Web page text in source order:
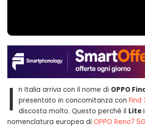
I n Italia arriva con il nome di OPPO
presentato in concomitanza con Find
discosta molto. Questo perché il Lite
nomenclatura europea di OPPO Reno7 5G